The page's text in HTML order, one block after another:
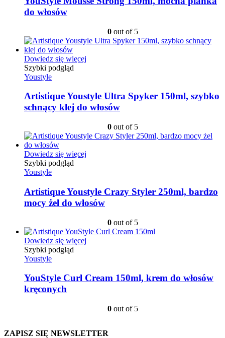
do włosów
0out of 5
Dowiedz się więcej
Szybki podgląd
Youstyle
Artistique Youstyle Ultra Spyker 150ml, szybko
schnący klej do włosów
0out of 5
Dowiedz się więcej
Szybki podgląd
Youstyle
Artistique Youstyle Crazy Styler 250ml, bardzo
mocy żel do włosów
0out of 5
Dowiedz się więcej
Szybki podgląd
Youstyle
YouStyle Curl Cream 150ml, krem do włosów
kręconych
0out of 5
ZAPISZ SIĘ NEWSLETTER